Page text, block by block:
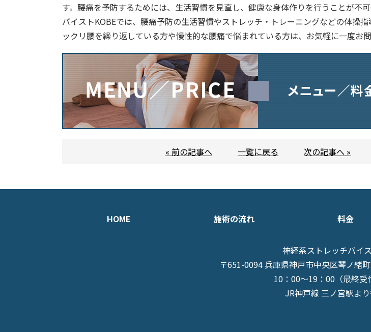
す。腰痛を予防するためには、生活習慣を見直し、健康な身体作りを行うことが不可
バイストKOBEでは、腰痛予防の生活習慣やストレッチ・トレーニングなどの体操
ックリ腰を繰り返している方や慢性的な腰痛で悩まれている方は、お気軽に一度お
« 前の記事へ 一覧に戻る 次の記事へ »
HOME 施術の流れ 料金
神経系ストレッチバイ
〒651-0094 兵庫県神戸市中央区琴ノ緒
10：00～19：00（最終受
JR神戸線 三ノ宮駅よ